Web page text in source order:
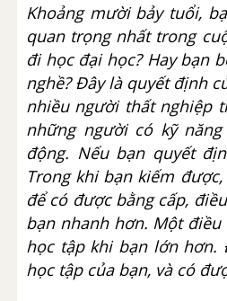
Khoảng mười bảy tuổi,
quan trọng nhất trong
đi học đại học? Hay bạn
nghề? Đây là quyết định
nhiều người thất nghiệp
những người có kỹ
động. Nếu bạn quyết
Trong khi bạn kiếm
để có được bằng cấp,
bạn nhanh hơn. Một
học tập khi bạn lớn hơn.
học tập của bạn, và có